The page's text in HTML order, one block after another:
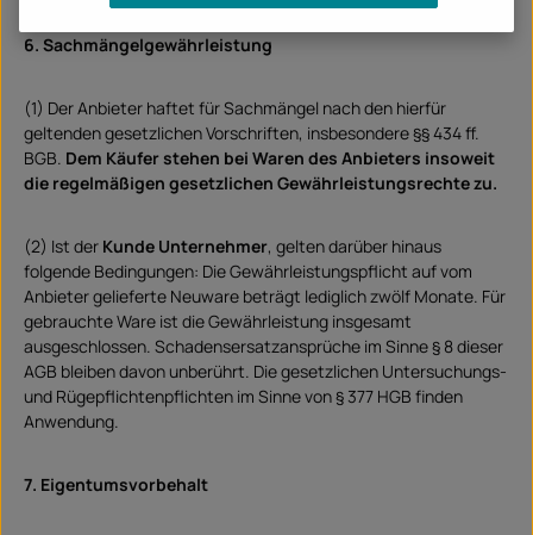
6. Sachmängelgewährleistung
(1) Der Anbieter haftet für Sachmängel nach den hierfür
geltenden gesetzlichen Vorschriften, insbesondere §§ 434 ff.
BGB. Dem Käufer stehen bei Waren des Anbieters insoweit
die regelmäßigen gesetzlichen Gewährleistungsrechte zu.
(2) Ist der Kunde Unternehmer, gelten darüber hinaus
folgende Bedingungen: Die Gewährleistungspflicht auf vom
Anbieter gelieferte Neuware beträgt lediglich zwölf Monate. Für
gebrauchte Ware ist die Gewährleistung insgesamt
ausgeschlossen. Schadensersatzansprüche im Sinne § 8 dieser
AGB bleiben davon unberührt. Die gesetzlichen Untersuchungs-
und Rügepflichtenpflichten im Sinne von § 377 HGB finden
Anwendung.
7. Eigentumsvorbehalt